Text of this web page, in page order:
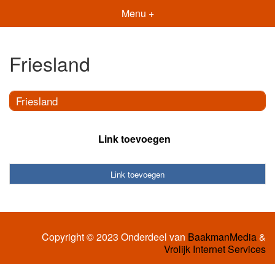
Menu +
Friesland
Friesland
Link toevoegen
Link toevoegen
Copyright © 2023 Onderdeel van BaakmanMedia&
Vrolijk Internet Services